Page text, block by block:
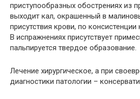
приступообразных обострениях из
выходит кал, окрашенный в
присутствия крови, по
В испражнениях присутствует
пальпируется твердое образование.
Лечение хирургическое, а при
диагностики патологии –